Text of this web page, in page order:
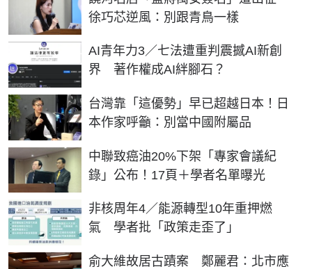
徐巧芯逆風：別跟青鳥一樣
AI青年力3／七法遭重判震撼AI新創
界 著作權成AI絆腳石？
台灣靠「這優勢」早已超越日本！日
本作家呼籲：別當中國附屬品
中聯致癌油20%下架「專家會議紀
錄」公布！17頁＋學者名單曝光
非核周年4／能源轉型10年重押燃
氣 學者批「政策走歪了」
俞大維故居古蹟案 鄭麗君：北市應